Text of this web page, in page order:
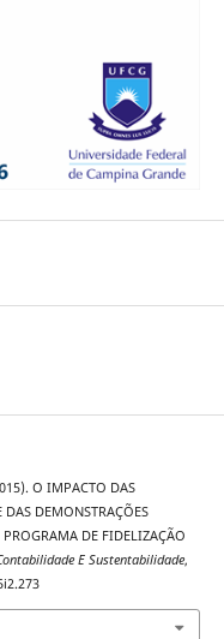
O IMPACTO DAS
DEMONSTRAÇÕES
DE FIDELIZAÇÃO
E Sustentabilidade,